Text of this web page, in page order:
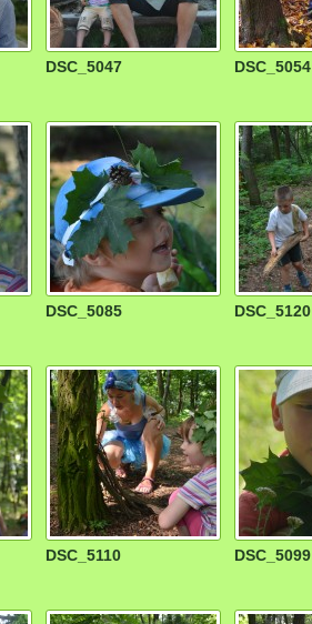
DSC_5047 DSC_5054
DSC_5085 DSC_5120
DSC_5110 DSC_5099